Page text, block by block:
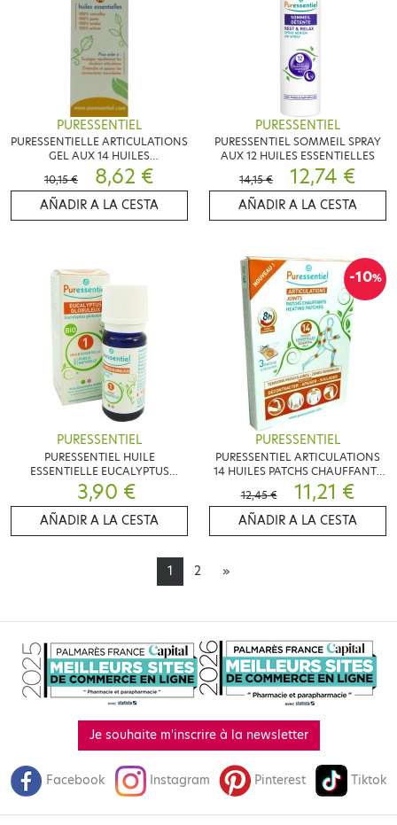
PURESSENTIEL
PURESSENTIELLE ARTICULATIONS
GEL AUX 14 HUILES
ESSENTIELLES
10,15 € 8,62 €
AÑADIR A LA CESTA
PURESSENTIEL
PURESSENTIEL SOMMEIL SPRAY
AUX 12 HUILES ESSENTIELLES
14,15 €
12,74 €
AÑADIR A LA CESTA
PURESSENTIEL
PURESSENTIEL HUILE
ESSENTIELLE EUCALYPTUS
GLOBULEUX BIO 10 ML
3,90 €
AÑADIR A LA CESTA
-10%
PURESSENTIEL
PURESSENTIEL ARTICULATIONS
14 HUILES PATCHS CHAUFFANTS
X3
12,45 € 11,21 €
AÑADIR A LA CESTA
1 2 »
Je souhaite m'inscrire à la newsletter
Facebook Instagram Pinterest Tiktok